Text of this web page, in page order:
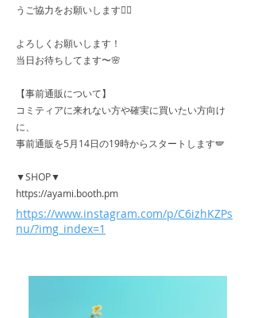
うご協力をお願いします🙇‍♂️
よろしくお願いします！
当日お待ちしてます〜🌸
【事前通販について】
コミティアに来れない方や確実に買いたい方向け
に、
事前通販を5月14日の19時からスタートします🪽
▼SHOP▼
https://ayami.booth.pm
https://www.instagram.com/p/C6izhKZPs
nu/?img_index=1